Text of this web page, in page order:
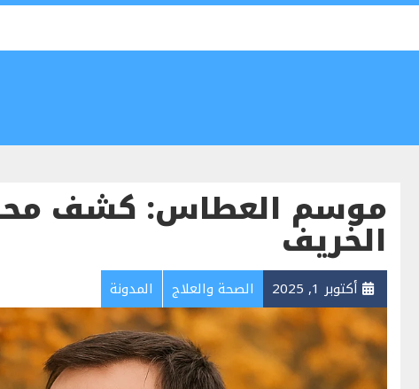
موسم العطاس: كشف
الخريف
أكتوبر 1, 2025 الصحة والعلاج المدونة